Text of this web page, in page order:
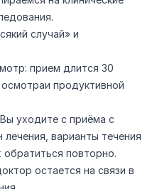
случай» и
прием длится 30
продуктивной
уходите с приёма с
варианты течения
обратиться повторно.
остается на связи в